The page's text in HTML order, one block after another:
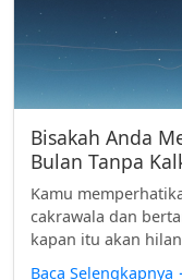
Bisakah Anda
Bulan Tanpa
Kamu
cakrawala dan
kapan itu akan
Baca Selengkapnya